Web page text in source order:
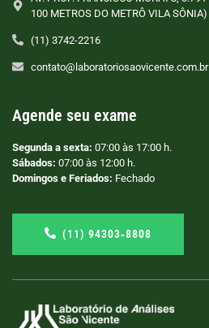
100 METROS DO METRÔ VILA SÔNIA)
(11) 3742-2216
contato@laboratoriosaovicente.com.br
Agende seu exame
Segunda a sexta: 07:00 às 17:00 h.
Sábados: 07:00 às 12:00 h.
Domingos e Feriados: Fechado
(11) 94303‑8808